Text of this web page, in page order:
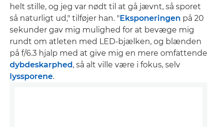
helt stille, og jeg var nødt til at gå jævnt, så sporet
så naturligt ud," tilføjer han. "Eksponeringen på 20
sekunder gav mig mulighed for at bevæge mig
rundt om atleten med LED-bjælken, og blænden
på f/6.3 hjalp med at give mig en mere omfattende
dybdeskarphed, så alt ville være i fokus, selv
lyssporene.